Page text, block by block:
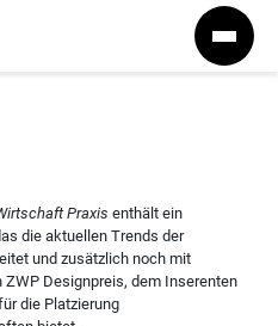
Praxis enthält ein
die aktuellen Trends der
und zusätzlich noch mit
Designpreis, dem Inserenten
die Platzierung